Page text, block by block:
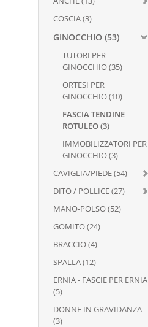
COSCIA (3)
GINOCCHIO (53)
TUTORI PER
GINOCCHIO (35)
ORTESI PER
GINOCCHIO (10)
FASCIA TENDINE
ROTULEO (3)
IMMOBILIZZATORI PER
GINOCCHIO (3)
CAVIGLIA/PIEDE (54)
DITO / POLLICE (27)
MANO-POLSO (52)
GOMITO (24)
BRACCIO (4)
SPALLA (12)
ERNIA - FASCIE PER ERNIA
(5)
DONNE IN GRAVIDANZA
(3)